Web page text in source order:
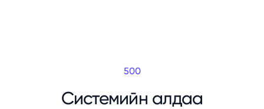
500
Системийн алдаа